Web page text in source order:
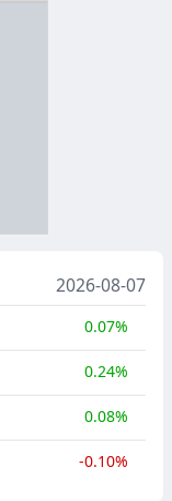
2026-08-07
0.07%
0.24%
0.08%
-0.10%